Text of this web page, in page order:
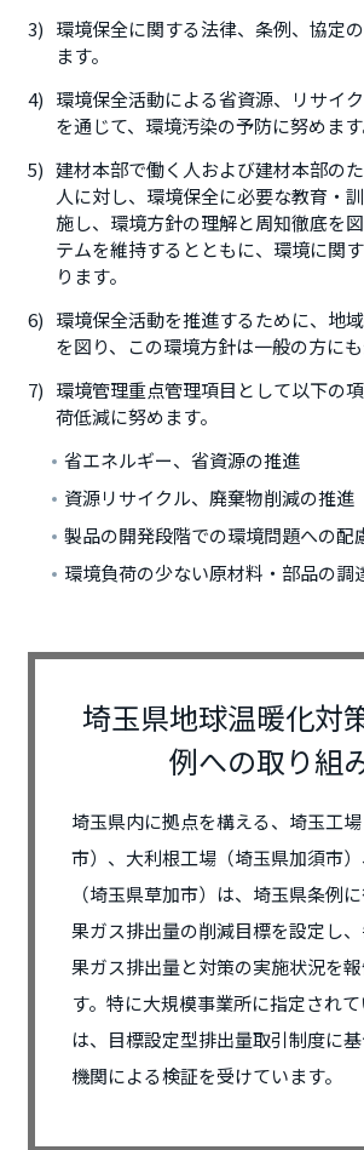
環境保全に関する法律、条例、協定
ます。
環境保全活動による省資源、リサイ
を通じて、環境汚染の予防に努めます
建材本部で働く人および建材本部の
人に対し、環境保全に必要な教育・
施し、環境方針の理解と周知徹底を
テムを維持するとともに、環境に関
ります。
環境保全活動を推進するために、地
を図り、この環境方針は一般の方にも
環境管理重点管理項目として以下の
荷低減に努めます。
省エネルギー、省資源の推進
資源リサイクル、廃棄物削減の推進
製品の開発段階での環境問題への配
環境負荷の少ない原材料・部品の調
埼玉県地球温暖化対
例への取り組
埼玉県内に拠点を構える、埼玉工
市）、大利根工場（埼玉県加須市
（埼玉県草加市）は、埼玉県条例
果ガス排出量の削減目標を設定し
果ガス排出量と対策の実施状況を
す。特に大規模事業所に指定され
は、目標設定型排出量取引制度に
機関による検証を受けています。